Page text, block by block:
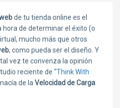
de tu tienda online es el
de determinar el éxito (o
mucho más que otros
, como pueda ser el diseño. Y
vez te convenza la opinión
reciente de “Think With
de laVelocidad de Carga